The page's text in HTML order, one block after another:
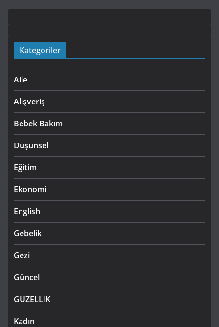
Kategoriler
Aile
Alışveriş
Bebek Bakım
Düşünsel
Eğitim
Ekonomi
English
Gebelik
Gezi
Güncel
GUZELLIK
Kadın